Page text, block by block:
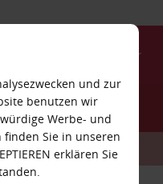
FAHRZEUG
und zur
benutzen wir
Werbe- und
Sie in unseren
erklären Sie